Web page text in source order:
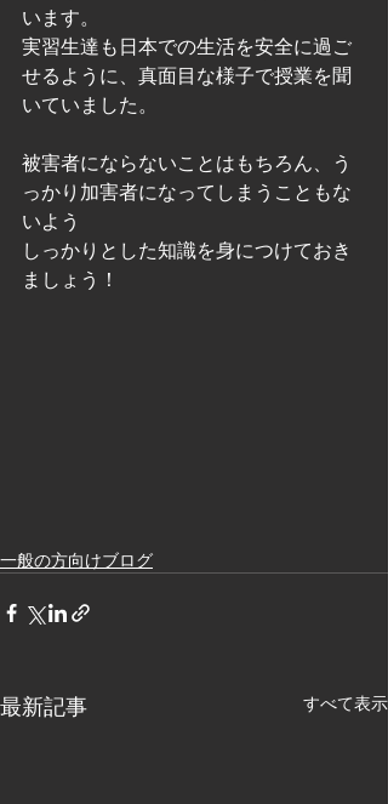
います。
実習生達も日本での生活を安全に過ご
せるように、真面目な様子で授業を聞
いていました。
被害者にならないことはもちろん、う
っかり加害者になってしまうこともな
いよう
しっかりとした知識を身につけておき
ましょう！
一般の方向けブログ
最新記事 すべて表示